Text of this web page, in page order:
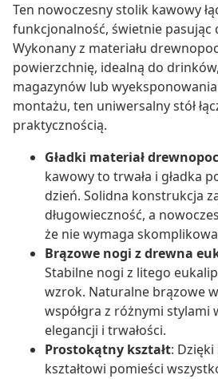
Ten nowoczesny stolik kawowy
funkcjonalność, świetnie pasując
Wykonany z materiału
powierzchnię, idealną do
magazynów lub
montażu, ten uniwersalny stół
praktycznością.
Gładki materiał
kawowy to trwała i gładka
dzień. Solidna konstrukcja
długowieczność, a
że nie wymaga
Brązowe nogi z drewna
Stabilne nogi z litego
wzrok. Naturalne brązowe
współgra z różnymi stylami
elegancji i trwałości.
Prostokątny kształt:
kształtowi pomieści